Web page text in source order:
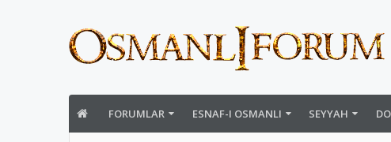
FORUMLAR ESNAF-I OSMANLI SEYYAH